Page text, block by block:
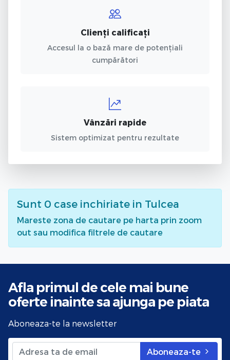
Clienți calificați
Accesul la o bază mare de potențiali
cumpărători
Vânzări rapide
Sistem optimizat pentru rezultate
Sunt 0 case inchiriate in Tulcea
Mareste zona de cautare pe harta prin zoom
out sau modifica filtrele de cautare
Afla primul de cele mai bune
oferte inainte sa ajunga pe piata
Aboneaza-te la newsletter
Aboneaza-te